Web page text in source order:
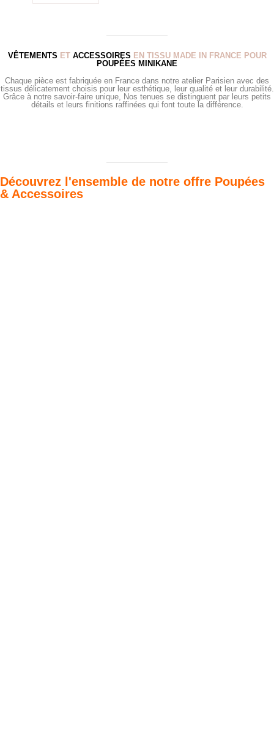
VÊTEMENTS ET ACCESSOIRES EN TISSU MADE IN FRANCE POUR
POUPÉES MINIKANE
Chaque pièce est fabriquée en France dans notre atelier Parisien avec des
tissus délicatement choisis pour leur esthétique, leur qualité et leur durabilité.
Grâce à notre savoir-faire unique, Nos tenues se distinguent par leurs petits
détails et leurs finitions raffinées qui font toute la différence.
Découvrez l'ensemble de notre offre Poupées
& Accessoires